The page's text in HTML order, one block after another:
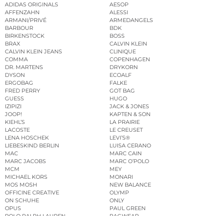
ADIDAS ORIGINALS
AESOP
AFFENZAHN
ALESSI
ARMANI/PRIVÉ
ARMEDANGELS
BARBOUR
BDK
BIRKENSTOCK
BOSS
BRAX
CALVIN KLEIN
CALVIN KLEIN JEANS
CLINIQUE
COMMA
COPENHAGEN
DR. MARTENS
DRYKORN
DYSON
ECOALF
ERGOBAG
FALKE
FRED PERRY
GOT BAG
GUESS
HUGO
IZIPIZI
JACK & JONES
JOOP!
KAPTEN & SON
KIEHL’S
LA PRAIRIE
LACOSTE
LE CREUSET
LENA HOSCHEK
LEVI’S®
LIEBESKIND BERLIN
LUISA CERANO
MAC
MARC CAIN
MARC JACOBS
MARC O’POLO
MCM
MEY
MICHAEL KORS
MONARI
MOS MOSH
NEW BALANCE
OFFICINE CREATIVE
OLYMP
ON SCHUHE
ONLY
OPUS
PAUL GREEN